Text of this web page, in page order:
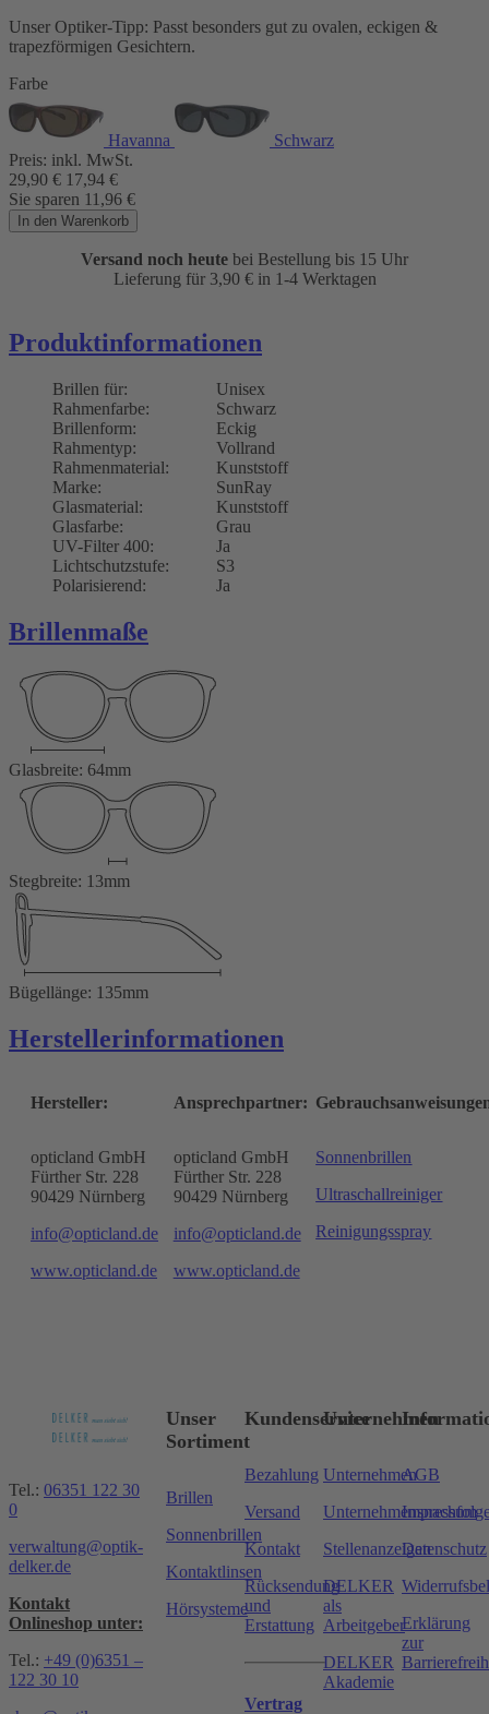
Unser Optiker-Tipp: Passt besonders gut zu ovalen, eckigen &
trapezförmigen Gesichtern.
Farbe
Havanna
Schwarz
Preis: inkl. MwSt.
29,90 € 17,94 €
Sie sparen 11,96 €
In den Warenkorb
Versand noch heute bei Bestellung bis 15 Uhr
Lieferung für 3,90 €in 1-4 Werktagen
Produktinformationen
Brillen für:
Unisex
Rahmenfarbe:
Schwarz
Brillenform:
Eckig
Rahmentyp:
Vollrand
Rahmenmaterial:
Kunststoff
Marke:
SunRay
Glasmaterial:
Kunststoff
Glasfarbe:
Grau
UV-Filter 400:
Ja
Lichtschutzstufe:
S3
Polarisierend:
Ja
Brillenmaße
Glasbreite: 64mm
Stegbreite: 13mm
Bügellänge: 135mm
Herstellerinformationen
Hersteller:
opticland GmbH
Fürther Str. 228
90429 Nürnberg
info@opticland.de
www.opticland.de
Ansprechpartner:
opticland GmbH
Fürther Str. 228
90429 Nürnberg
info@opticland.de
www.opticland.de
Sonnenbrillen
Ultraschallreiniger
Reinigungsspray
Tel.: 06351 122 30
0
verwaltung@optik-
delker.de
Kontakt
Onlineshop unter:
Tel.: +49 (0)6351 –
122 30 10
Unser
Sortiment
Brillen
Sonnenbrillen
Kontaktlinsen
Hörsysteme
Kundenservice
Bezahlung
Versand
Kontakt
Rücksendung
und
Erstattung
Vertrag
Unternehmen
Unternehmen
Stellenanzeigen
DELKER
als
Arbeitgeber
DELKER
Akademie
AGB
Impressum
Datenschutz
Erklärung
zur